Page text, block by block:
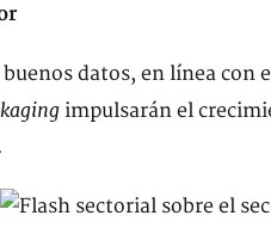
buenos datos, en línea
impulsarán el